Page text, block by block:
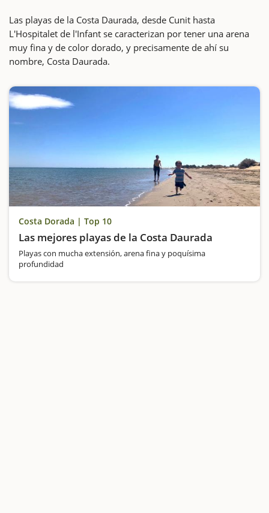
Las playas de la Costa Daurada, desde Cunit hasta
L'Hospitalet de l'Infant se caracterizan por tener una arena
muy fina y de color dorado, y precisamente de ahí su
nombre, Costa Daurada.
Costa Dorada | Top 10
Las mejores playas de la Costa Daurada
Playas con mucha extensión, arena fina y poquísima
profundidad